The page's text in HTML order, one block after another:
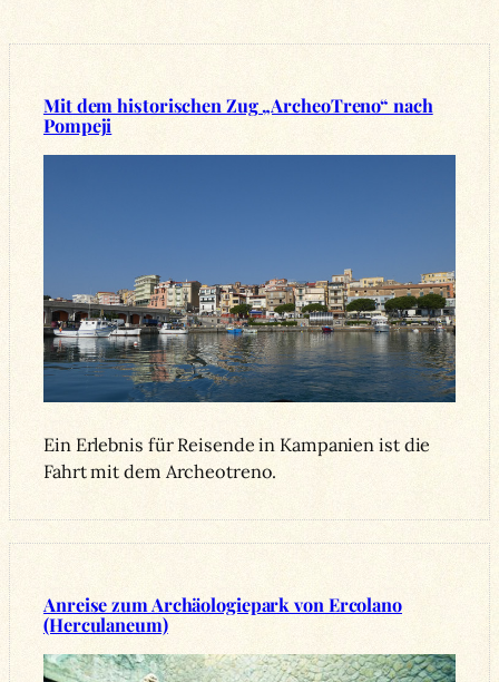
Mit dem historischen Zug „ArcheoTreno“ nach
Pompeji
Ein Erlebnis für Reisende in Kampanien ist die
Fahrt mit dem Archeotreno.
Anreise zum Archäologiepark von Ercolano
(Herculaneum)